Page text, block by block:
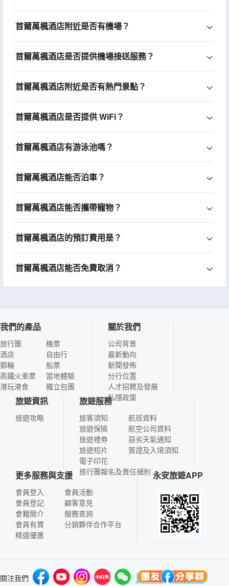
首爾萬楓酒店附近是否有機場？
首爾萬楓酒店是否提供機場接送服務？
首爾萬楓酒店附近是否有熱門景點？
首爾萬楓酒店是否提供 WiFi？
首爾萬楓酒店有游泳池嗎？
首爾萬楓酒店能否泊車？
首爾萬楓酒店能否攜帶寵物？
首爾萬楓酒店的預訂費用是？
首爾萬楓酒店能否免費取消？
我們的產品
旅行團
酒店
郵輪
高鐵火車票
港玩港食
機票
自由行
船票
當地體驗
獨立包團
關於我們
公司背景
最新動向
新聞發佈
分行位置
人才招聘及發展
私隱政策
旅遊資訊
旅遊攻略
旅遊服務
旅客須知
旅遊保險
旅遊禮券
旅遊短片
電子印花
航班資料
航空公司資料
惡劣天氣通知
簽證及入境須知
旅行團報名及責任細則
更多服務與支援
會員登入
會員登記
會籍簡介
會員有賞
精選優惠
會員活動
顧客意見
服務查詢
分銷夥伴合作平台
永安旅遊APP
關注我們